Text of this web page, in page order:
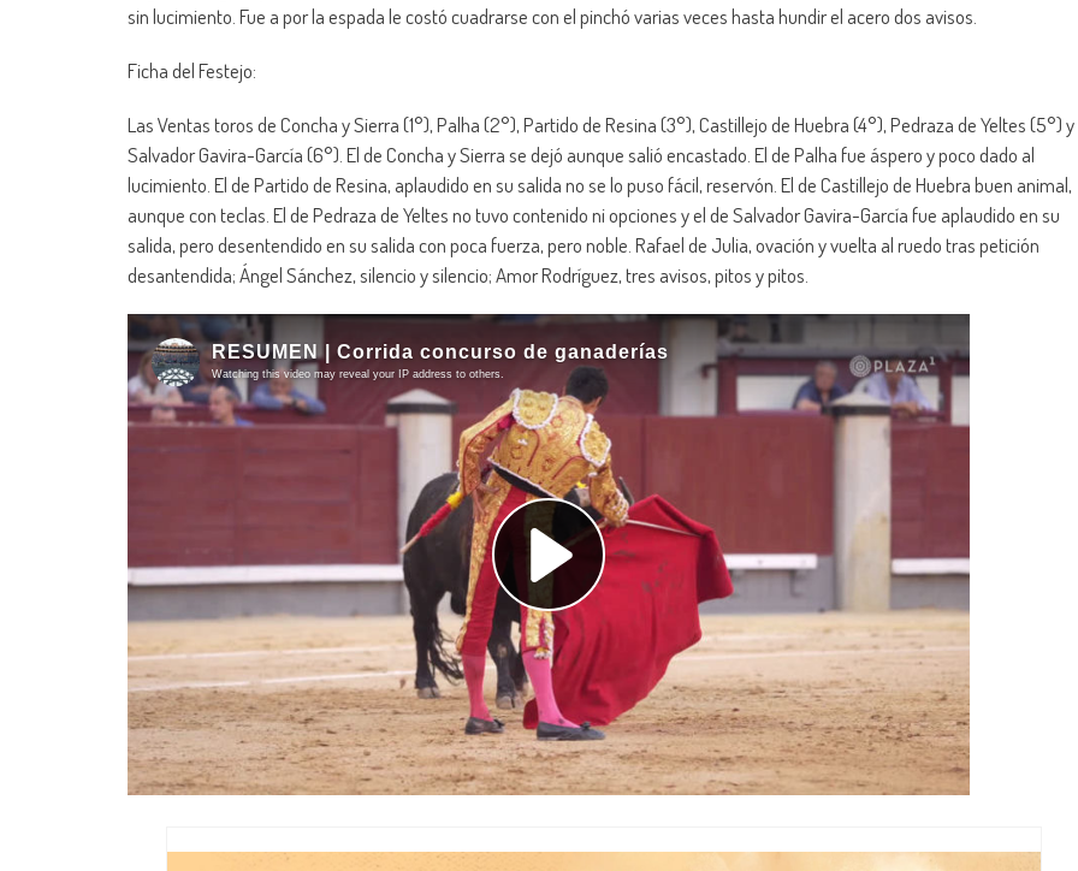
sin lucimiento. Fue a por la espada le costó cuadrarse con el pinchó varias veces hasta hundir el acero dos avisos.
Ficha del Festejo:
Las Ventas toros de Concha y Sierra (1°), Palha (2°), Partido de Resina (3°), Castillejo de Huebra (4°), Pedraza de Yeltes (5°) y
Salvador Gavira-García (6°). El de Concha y Sierra se dejó aunque salió encastado. El de Palha fue áspero y poco dado al
lucimiento. El de Partido de Resina, aplaudido en su salida no se lo puso fácil, reservón. El de Castillejo de Huebra buen animal,
aunque con teclas. El de Pedraza de Yeltes no tuvo contenido ni opciones y el de Salvador Gavira-García fue aplaudido en su
salida, pero desentendido en su salida con poca fuerza, pero noble. Rafael de Julia, ovación y vuelta al ruedo tras petición
desantendida; Ángel Sánchez, silencio y silencio; Amor Rodríguez, tres avisos, pitos y pitos.